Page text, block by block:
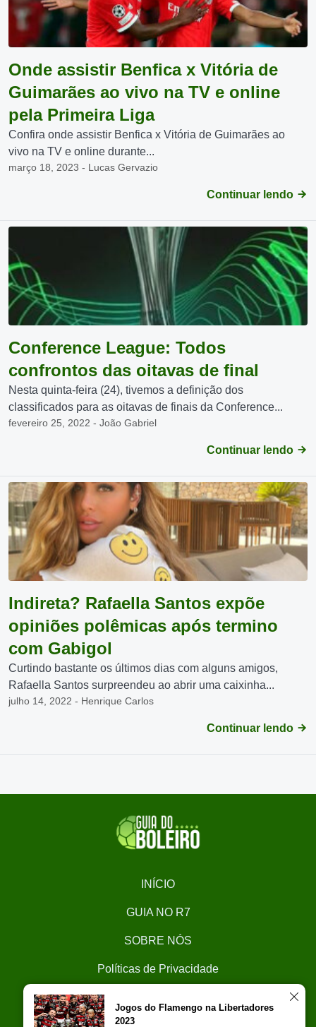
Onde assistir Benfica x Vitória de
Guimarães ao vivo na TV e online
pela Primeira Liga
Confira onde assistir Benfica x Vitória de Guimarães ao
vivo na TV e online durante...
março 18, 2023 - Lucas Gervazio
Continuar lendo
Conference League: Todos
confrontos das oitavas de final
Nesta quinta-feira (24), tivemos a definição dos
classificados para as oitavas de finais da Conference...
fevereiro 25, 2022 - João Gabriel
Continuar lendo
Indireta? Rafaella Santos expõe
opiniões polêmicas após termino
com Gabigol
Curtindo bastante os últimos dias com alguns amigos,
Rafaella Santos surpreendeu ao abrir uma caixinha...
julho 14, 2022 - Henrique Carlos
Continuar lendo
INÍCIO
GUIA NO R7
SOBRE NÓS
Políticas de Privacidade
Jogos do Flamengo na Libertadores
2023